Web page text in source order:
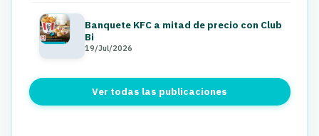
Banquete KFC a mitad de precio con Club
Bi
19/Jul/2026
Ver todas las publicaciones